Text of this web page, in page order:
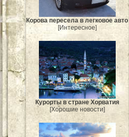
Корова пересела в легковое авто
[Интересное]
Курорты в стране Хорватия
[Хорошие новости]